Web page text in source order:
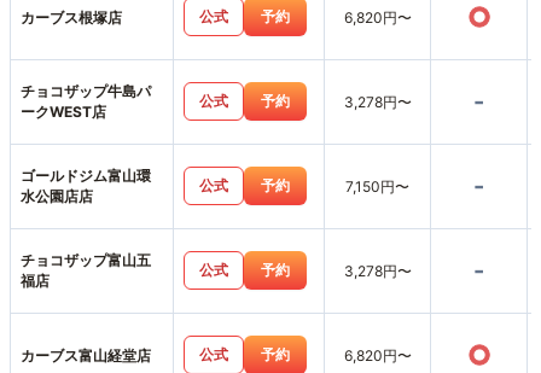
カーブス根塚店 公式 予約 6,820円〜 ○
チョコザップ牛島パ
ークWEST店
公式 予約 3,278円〜 -
ゴールドジム富山環
水公園店店
公式 予約 7,150円〜 -
チョコザップ富山五
福店
公式 予約 3,278円〜 -
カーブス富山経堂店 公式 予約 6,820円〜 ○